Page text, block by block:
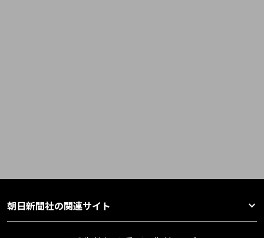
朝日新聞社の関連サイト